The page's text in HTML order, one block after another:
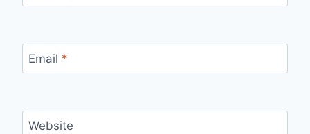
Email *
Website